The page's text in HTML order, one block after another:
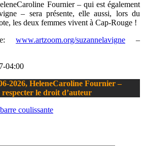
Fournier – qui est également
– sera présente, elle aussi, lors du
les deux femmes vivent à Cap-Rouge !
www.artzoom.org/suzannelavigne –
04:00
2026, HeleneCaroline Fournier –
le droit d’auteur
coulissante